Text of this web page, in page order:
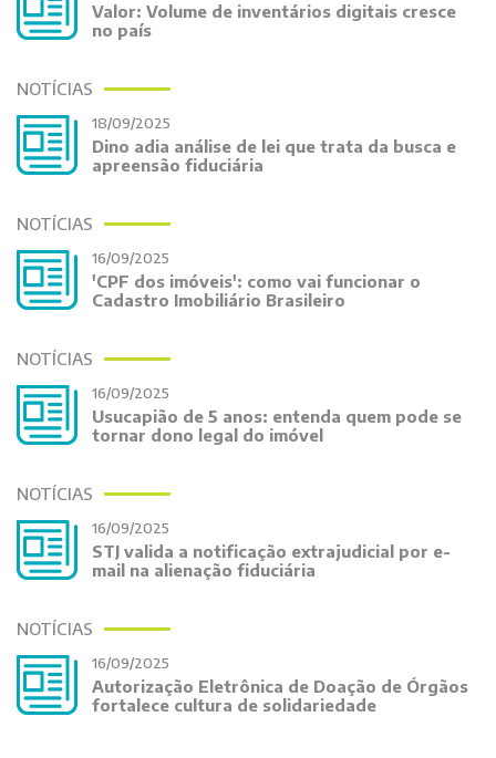
Valor: Volume de inventários digitais cresce
no país
NOTÍCIAS
18/09/2025
Dino adia análise de lei que trata da busca e
apreensão fiduciária
NOTÍCIAS
16/09/2025
'CPF dos imóveis': como vai funcionar o
Cadastro Imobiliário Brasileiro
NOTÍCIAS
16/09/2025
Usucapião de 5 anos: entenda quem pode se
tornar dono legal do imóvel
NOTÍCIAS
16/09/2025
STJ valida a notificação extrajudicial por e-
mail na alienação fiduciária
NOTÍCIAS
16/09/2025
Autorização Eletrônica de Doação de Órgãos
fortalece cultura de solidariedade